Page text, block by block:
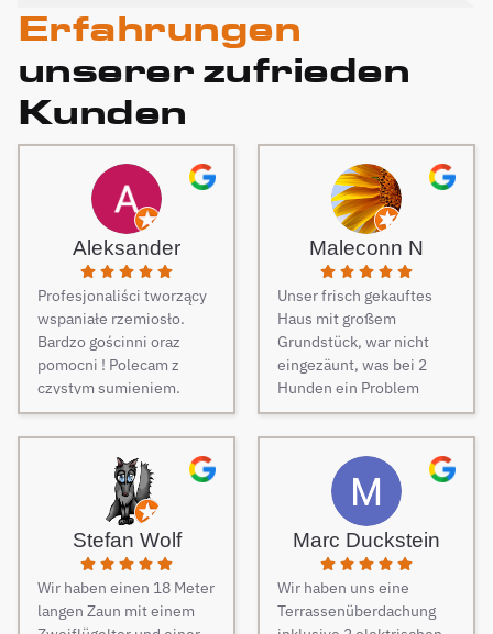
Erfahrungen
unserer zufrieden
Kunden
Aleksander
Profesjonaliści tworzący
wspaniałe rzemiosło.
Bardzo gościnni oraz
pomocni ! Polecam z
czystym sumieniem.
Maleconn N
Unser frisch gekauftes
Haus mit großem
Grundstück, war nicht
eingezäunt, was bei 2
Hunden ein Problem
darstellt. Daher musste
dringend und schnell ein
Zaun her. Auf Empfehlung
von Freunden haben wir
unseren Zaun bei Berg
Zäune beauftragt und es
keine Sekunde bereut.
Dieser Tipp war wirklich
Gold wert! Von Angebot
bis zur Fertigstellung des
Stefan Wolf
Wir haben einen 18 Meter
langen Zaun mit einem
Marc Duckstein
Wir haben uns eine
Terrassenüberdachung